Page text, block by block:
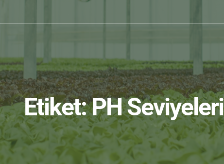
Etiket:PH Seviyeleri